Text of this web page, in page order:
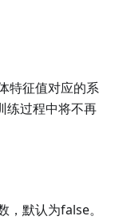
特征值对应的系
练过程中将不再
，默认为false。